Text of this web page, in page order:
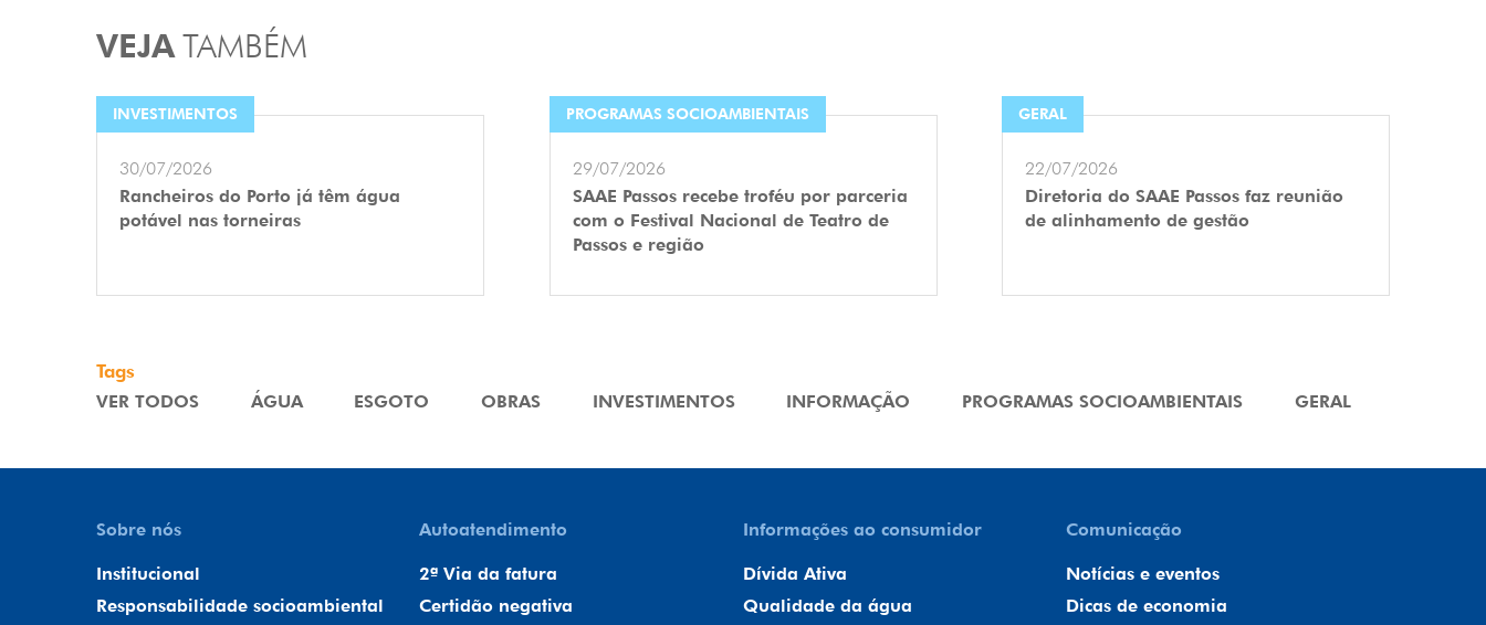
VEJATAMBÉM
INVESTIMENTOS
30/07/2026
Rancheiros do Porto já têm água
potável nas torneiras
PROGRAMAS SOCIOAMBIENTAIS
29/07/2026
SAAE Passos recebe troféu por parceria
com o Festival Nacional de Teatro de
Passos e região
GERAL
22/07/2026
Diretoria do SAAE Passos faz reunião
de alinhamento de gestão
Tags
VER TODOS ÁGUA ESGOTO OBRAS INVESTIMENTOS INFORMAÇÃO PROGRAMAS SOCIOAMBIENTAIS GERAL
Sobre nós
Institucional
Responsabilidade socioambiental
Autoatendimento
2ª Via da fatura
Certidão negativa
Informações ao consumidor
Dívida Ativa
Qualidade da água
Comunicação
Notícias e eventos
Dicas de economia